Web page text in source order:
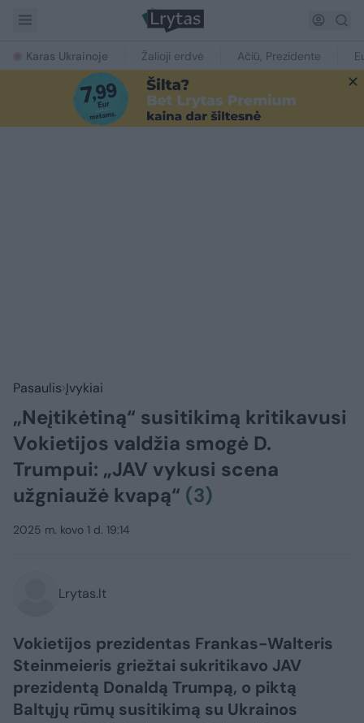
Karas Ukrainoje Žalioji erdvė Ačiū, Prezidente
Pasaulis Įvykiai
„Neįtikėtiną“ susitikimą kritikavusi
Vokietijos valdžia smogė D.
Trumpui: „JAV vykusi scena
užgniaužė kvapą“ (3)
2025 m. kovo 1 d. 19:14
Lrytas.lt
Vokietijos prezidentas Frankas-Walteris
Steinmeieris griežtai sukritikavo JAV
prezidentą Donaldą Trumpą, o piktą
Baltųjų rūmų susitikimą su Ukrainos